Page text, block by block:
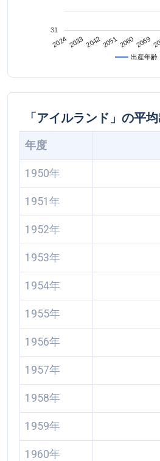
出産年齢
2024 2033204220512060 2069
31
「アイルランド」の平
年度
1950年
1951年
1952年
1953年
1954年
1955年
1956年
1957年
1958年
1959年
1960年